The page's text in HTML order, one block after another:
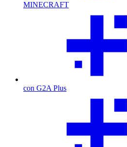
MINECRAFT
con G2A Plus